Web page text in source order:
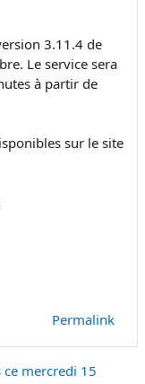
3.11.4 de
Le service sera
à partir de
sur le site
Permalink
mercredi 15